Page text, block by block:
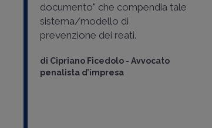
documento" che compendia tale
sistema/modello di
prevenzione dei reati.
di Cipriano Ficedolo - Avvocato
penalista d’impresa